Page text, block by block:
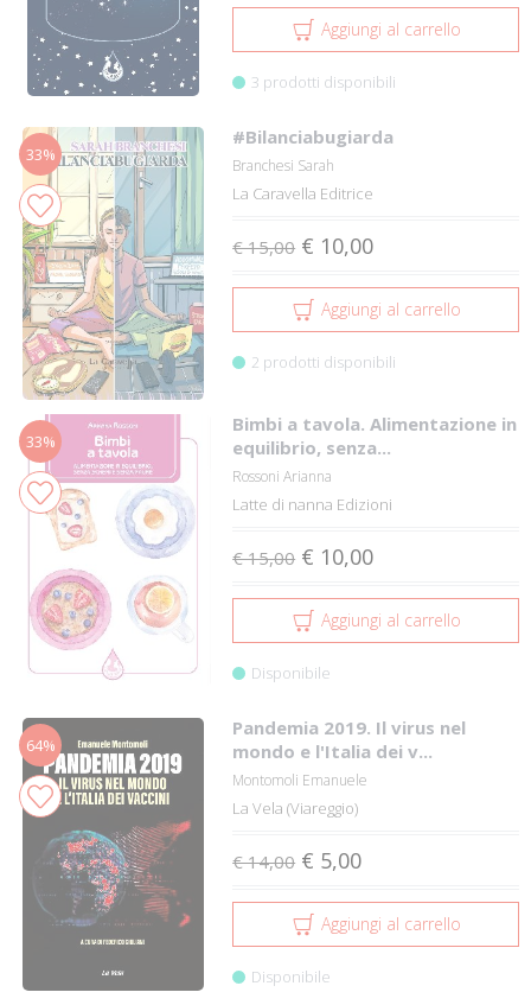
Aggiungi al carrello
3 prodotti disponibili
33%
#Bilanciabugiarda
Branchesi Sarah
La Caravella Editrice
€ 15,00 € 10,00
Aggiungi al carrello
2 prodotti disponibili
33%
Bimbi a tavola. Alimentazione in
equilibrio, senza...
Rossoni Arianna
Latte di nanna Edizioni
€ 15,00 € 10,00
Aggiungi al carrello
Disponibile
64%
Pandemia 2019. Il virus nel
mondo e l'Italia dei v...
Montomoli Emanuele
La Vela (Viareggio)
€ 14,00 € 5,00
Aggiungi al carrello
Disponibile